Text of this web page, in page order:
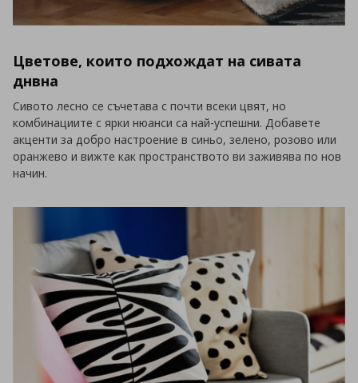
Цветове, които подхождат на сивата
днвна
Сивото лесно се съчетава с почти всеки цвят, но
комбинациите с ярки нюанси са най-успешни. Добавете
акценти за добро настроение в синьо, зелено, розово или
оранжево и вижте как пространството ви заживява по нов
начин.